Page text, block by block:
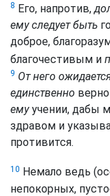
8 Его, напротив,
ему следует быть
доброе,
благочестивым и
9 От него
единственно
емуучении, дабы
здравом и
противится.
10 Немало ведь
непокорных,